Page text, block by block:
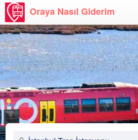
Oraya Nasıl Giderim